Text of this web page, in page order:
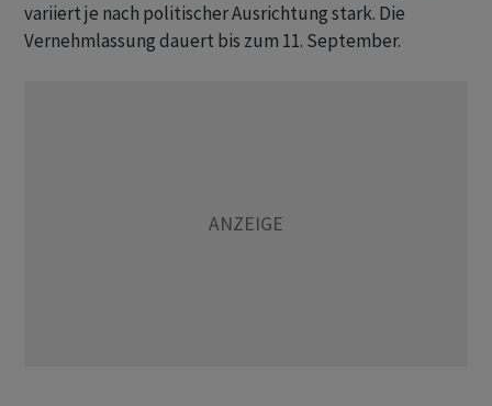
variiert je nach politischer Ausrichtung stark. Die
Vernehmlassung dauert bis zum 11. September.